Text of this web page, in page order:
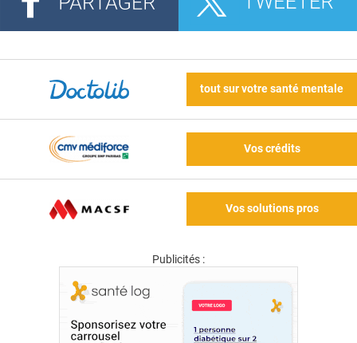
tout sur votre santé mentale
Vos crédits
Vos solutions pros
Publicités :